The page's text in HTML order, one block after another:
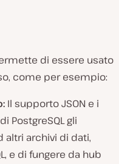
di essere usato
come per esempio:
Il supporto JSON e i
PostgreSQL gli
altri archivi di dati,
e di fungere da hub